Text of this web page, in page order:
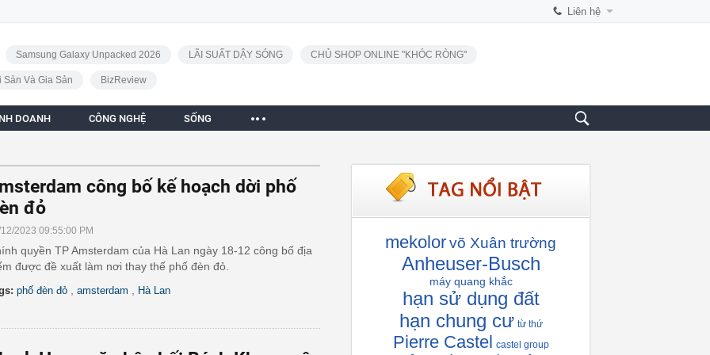
Liên hệ
Samsung Galaxy Unpacked 2026 LÃI SUẤT DẬY SÓNG CHỦ SHOP ONLINE "KHÓC RÒNG"
Sản Và Gia Sản BizReview
DOANH CÔNG NGHỆ SỐNG
công bố kế hoạch dời phố
đỏ
2023 09:55:00 PM
quyền TP Amsterdam của Hà Lan ngày 18-12 công bố địa
được đề xuất làm nơi thay thế phố đèn đỏ.
phố đèn đỏ amsterdam Hà Lan
mekolorvõ Xuân trường
Anheuser-Busch
máy quang khắc
hạn sử dụng đất
hạn chung cư từ thứ
Pierre Castel castel group